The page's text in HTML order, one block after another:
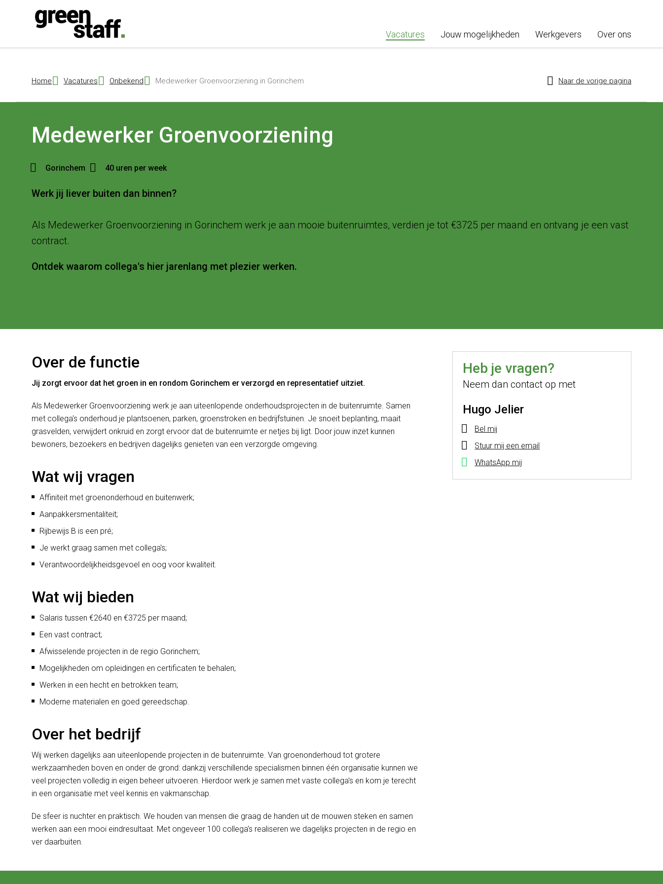
Vacatures Jouw mogelijkheden Werkgevers Over ons
Home Vacatures Onbekend Medewerker Groenvoorziening in Gorinchem Naar de vorige pagina
Medewerker Groenvoorziening
Gorinchem 40 uren per week
Werk jij liever buiten dan binnen?
Als Medewerker Groenvoorziening in Gorinchem werk je aan mooie buitenruimtes, verdien je tot €3725 per maand en ontvang je een vast
contract.
Ontdek waarom collega's hier jarenlang met plezier werken.
Over de functie
Jij zorgt ervoor dat het groen in en rondom Gorinchem er verzorgd en representatief uitziet.
Als Medewerker Groenvoorziening werk je aan uiteenlopende onderhoudsprojecten in de buitenruimte. Samen
met collega's onderhoud je plantsoenen, parken, groenstroken en bedrijfstuinen. Je snoeit beplanting, maait
grasvelden, verwijdert onkruid en zorgt ervoor dat de buitenruimte er netjes bij ligt. Door jouw inzet kunnen
bewoners, bezoekers en bedrijven dagelijks genieten van een verzorgde omgeving.
Wat wij vragen
Affiniteit met groenonderhoud en buitenwerk;
Aanpakkersmentaliteit;
Rijbewijs B is een pré;
Je werkt graag samen met collega's;
Verantwoordelijkheidsgevoel en oog voor kwaliteit.
Wat wij bieden
Salaris tussen €2640 en €3725 per maand;
Een vast contract;
Afwisselende projecten in de regio Gorinchem;
Mogelijkheden om opleidingen en certificaten te behalen;
Werken in een hecht en betrokken team;
Moderne materialen en goed gereedschap.
Over het bedrijf
Wij werken dagelijks aan uiteenlopende projecten in de buitenruimte. Van groenonderhoud tot grotere
werkzaamheden boven en onder de grond: dankzij verschillende specialismen binnen één organisatie kunnen we
veel projecten volledig in eigen beheer uitvoeren. Hierdoor werk je samen met vaste collega's en kom je terecht
in een organisatie met veel kennis en vakmanschap.
De sfeer is nuchter en praktisch. We houden van mensen die graag de handen uit de mouwen steken en samen
werken aan een mooi eindresultaat. Met ongeveer 100 collega's realiseren we dagelijks projecten in de regio en
ver daarbuiten.
Heb je vragen?
Neem dan contact op met
Hugo Jelier
Bel mij
Stuur mij een email
WhatsApp mij